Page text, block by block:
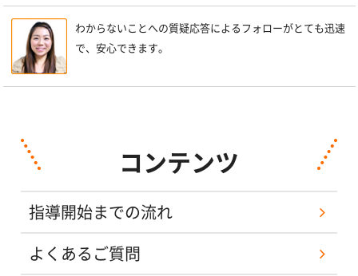
わからないことへの質疑応答によるフォローがとても迅速
で、安心できます。
コンテンツ
指導開始までの流れ
よくあるご質問